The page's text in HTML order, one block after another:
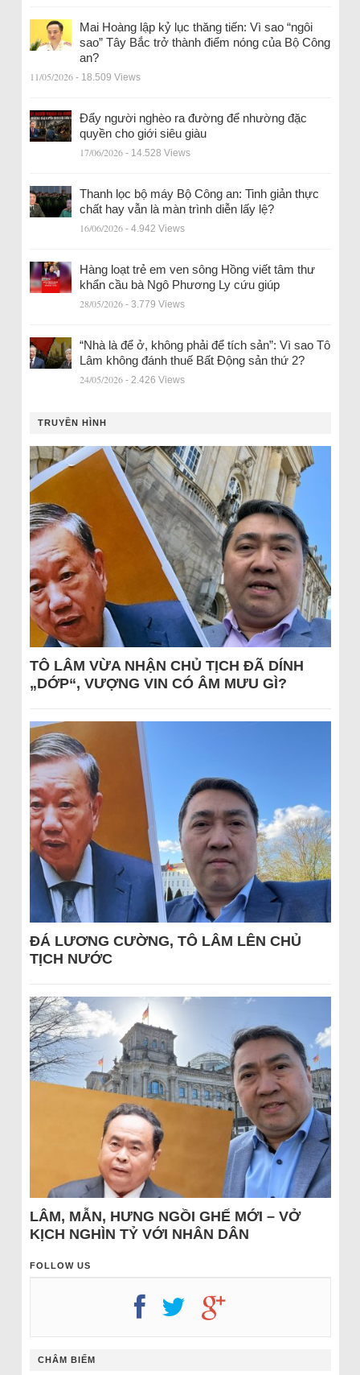
Mai Hoàng lập kỷ lục thăng tiến: Vì sao “ngôi
sao” Tây Bắc trở thành điểm nóng của Bộ Công
an?
11/05/2026 - 18.509 Views
Đẩy người nghèo ra đường để nhường đặc
quyền cho giới siêu giàu
17/06/2026 - 14.528 Views
Thanh lọc bộ máy Bộ Công an: Tinh giản thực
chất hay vẫn là màn trình diễn lấy lệ?
16/06/2026 - 4.942 Views
Hàng loạt trẻ em ven sông Hồng viết tâm thư
khẩn cầu bà Ngô Phương Ly cứu giúp
28/05/2026 - 3.779 Views
“Nhà là để ở, không phải để tích sản”: Vì sao Tô
Lâm không đánh thuế Bất Động sản thứ 2?
24/05/2026 - 2.426 Views
TRUYỀN HÌNH
TÔ LÂM VỪA NHẬN CHỦ TỊCH ĐÃ DÍNH
„DỚP“, VƯỢNG VIN CÓ ÂM MƯU GÌ?
ĐÁ LƯƠNG CƯỜNG, TÔ LÂM LÊN CHỦ
TỊCH NƯỚC
LÂM, MẪN, HƯNG NGỒI GHẾ MỚI – VỞ
KỊCH NGHÌN TỶ VỚI NHÂN DÂN
FOLLOW US
CHÂM BIẾM